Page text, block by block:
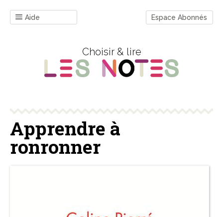
Aide Espace Abonnés
Choisir & lire
Apprendre à
ronronner